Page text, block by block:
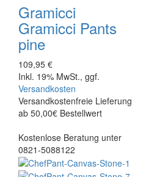
Gramicci
Gramicci Pants
pine
109,95 €
Inkl. 19% MwSt., ggf.
Versandkosten
Versandkostenfreie Lieferung
ab 50,00€ Bestellwert
Kostenlose Beratung unter
0821-5088122